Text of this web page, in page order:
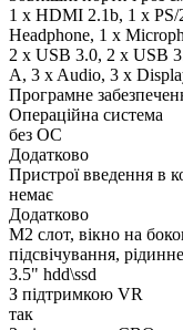
1 x HDMI 2.1b, 1 x
Нeadphone, 1 х
2 x USB 3.0, 2 x USB
A, 3 x Audio, 3 x
Програмне
Операційна система
без ОС
Додатково
Пристрої введення в
немає
Додатково
M2 слот, вікно на
підсвічування,
3.5" hdd\ssd
З підтримкою VR
так